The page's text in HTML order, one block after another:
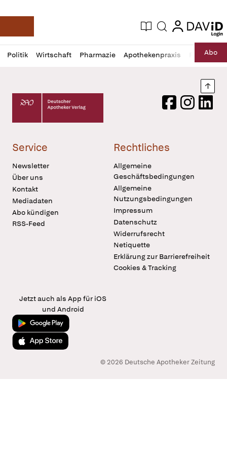
Deutsche Apotheker Zeitung
Aktuelle Ausgabe
Suche login
login
Politik Wirtschaft Pharmazie Apothekenpraxis RechtAbo
Profil
öffnen
Daz
Pur
Deutscher Apotheker Verlag Logo
FacebookInstagram
Service
Newsletter
Über uns
Kontakt
Mediadaten
Abo kündigen
RSS-Feed
Rechtliches
Allgemeine
Geschäftsbedingungen
Allgemeine
Nutzungsbedingungen
Impressum
Datenschutz
Widerrufsrecht
Netiquette
Erklärung zur Barrierefreiheit
Cookies & Tracking
Jetzt auch als App für iOS
und Android
Jetzt bei Google Play
Laden im App Store
© 2026 Deutsche Apotheker Zeitung